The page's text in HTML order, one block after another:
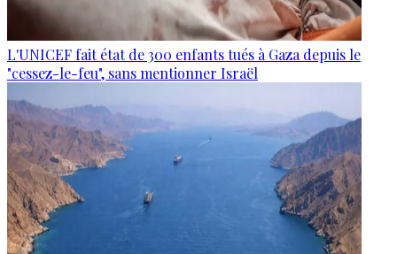
L'UNICEF fait état de 300 enfants tués à Gaza depuis le
"cessez-le-feu", sans mentionner Israël